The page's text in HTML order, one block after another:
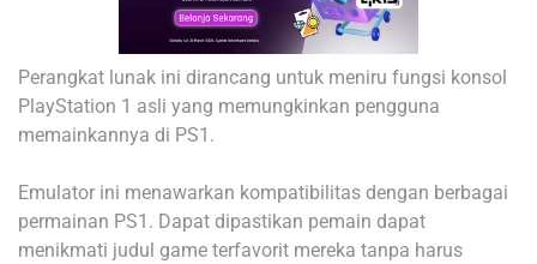
Perangkat lunak ini dirancang untuk meniru fungsi konsol
PlayStation 1 asli yang memungkinkan pengguna
memainkannya di PS1.
Emulator ini menawarkan kompatibilitas dengan berbagai
permainan PS1. Dapat dipastikan pemain dapat
menikmati judul game terfavorit mereka tanpa harus